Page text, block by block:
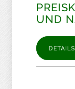
UND
DETAILS